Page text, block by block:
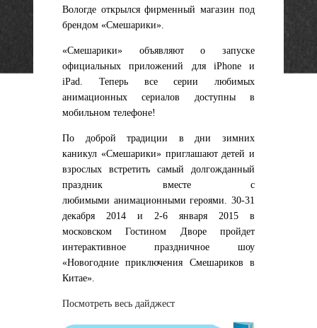
Вологде открылся фирменный магазин под
брендом «Смешарики».
«Смешарики» объявляют о запуске
официальных приложений для iPhone и
iPad.
Теперь все серии любимых
анимационных сериалов доступны в
мобильном телефоне!
По доброй традиции в дни зимних
каникул «Смешарики» приглашают детей и
взрослых встретить самый долгожданный
праздник вместе с
любимыми анимационными героями. 30-31
декабря 2014 и 2-6 января 2015 в
московском Гостином Дворе пройдет
интерактивное праздничное шоу
«Новогодние приключения Смешариков в
Китае».
Посмотреть весь дайджест